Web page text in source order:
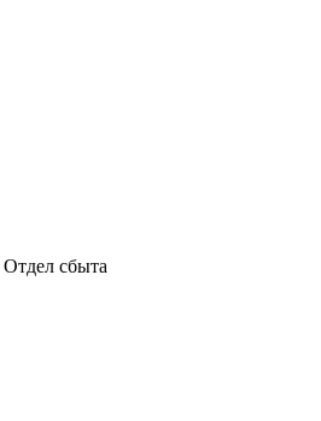
Отдел сбыта